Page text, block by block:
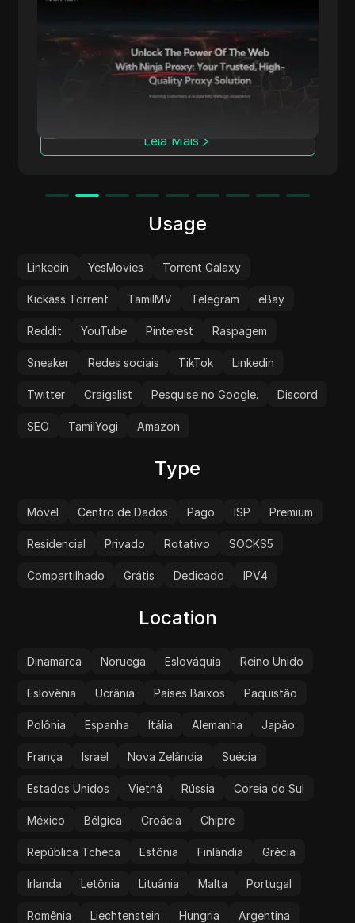
NinjaProxy é um fornecedor popular de
serviços com mais de 10 anos de história
oferecendo proxies de alta qualidade para
acesso anônimo à web. Sua rede global
abrange mais de 50 locais geográficos,
proxies de centro de dados, residenciais e
móveis.
Leia Mais
Usage
Linkedin YesMovies Torrent Galaxy
Kickass Torrent TamilMV Telegram eBay
Reddit YouTube Pinterest Raspagem
Sneaker Redes sociais TikTok Linkedin
Twitter Craigslist Pesquise no Google. Discord
SEO TamilYogi Amazon
Type
Móvel Centro de Dados Pago ISP Premium
Residencial Privado Rotativo SOCKS5
Compartilhado Grátis Dedicado IPV4
Location
Dinamarca Noruega Eslováquia Reino Unido
Eslovênia Ucrânia Países Baixos Paquistão
Polônia Espanha Itália Alemanha Japão
França Israel Nova Zelândia Suécia
Estados Unidos Vietnã Rússia Coreia do Sul
México Bélgica Croácia Chipre
República Tcheca Estônia Finlândia Grécia
Irlanda Letônia Lituânia Malta Portugal
Romênia Liechtenstein Hungria Argentina